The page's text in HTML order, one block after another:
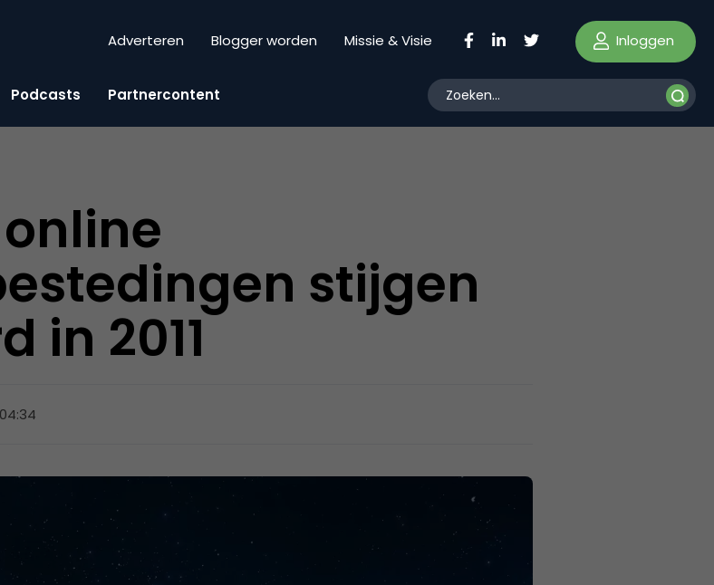
Adverteren Blogger worden Missie & Visie Inloggen
Podcasts Partnercontent
stijgen
in 2011